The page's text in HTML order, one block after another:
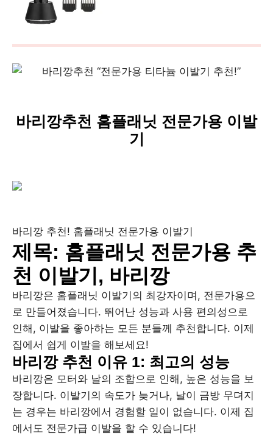
바리깡추천 홈플래닛 전문가용 이발
기
바리깡 추천! 홈플래닛 전문가용 이발기
제목: 홈플래닛 전문가용 추
천 이발기, 바리깡
바리깡은 홈플래닛 이발기의 최강자이며, 전문가용으
로 만들어졌습니다. 뛰어난 성능과 사용 편의성으로
인해, 이발을 좋아하는 모든 분들께 추천합니다. 이제
집에서 쉽게 이발을 해보세요!
바리깡 추천 이유 1: 최고의 성능
바리깡은 모터와 날의 조합으로 인해, 높은 성능을 보
장합니다. 이발기의 속도가 늦거나, 날이 금방 무뎌지
는 경우는 바리깡에서 경험할 일이 없습니다. 이제 집
에서도 전문가급 이발을 할 수 있습니다!